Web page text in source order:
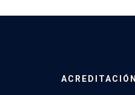
ACREDITACIÓN